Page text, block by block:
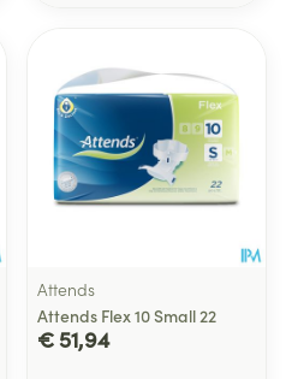
Attends
Attends Flex 10 Small 22
€ 51,94